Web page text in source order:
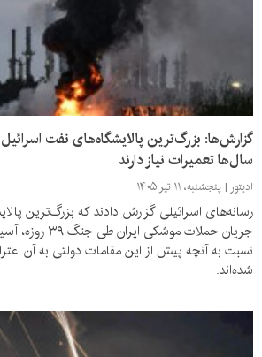
گزارش‌‌ها: بزرگ‌ترین پالایشگاه‌های نفت اسرائیل
سال‌ها تعمیرات نیاز دارند
ادیتور پنجشنبه، ۱۱ تیر ۱۴۰۵
رسانه‌های اسرائیلی گزارش دادند که بزرگ‌ترین
جریان حملات
نسبت به آنچه پیش از این مقامات دولتی به آن
شده‌اند.